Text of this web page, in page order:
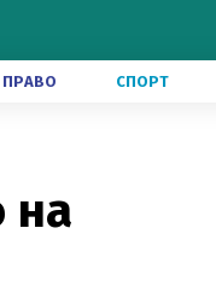
ПРАВО СПОРТ
на